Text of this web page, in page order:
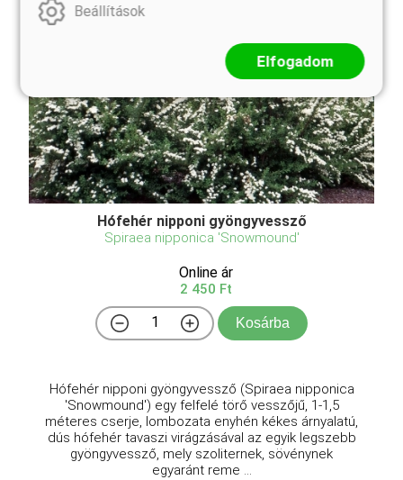
Hófehér nipponi gyöngyvessző
Spiraea nipponica 'Snowmound'
Online ár
2 450 Ft
Kosárba
Hófehér nipponi gyöngyvessző (Spiraea nipponica
'Snowmound') egy felfelé törő vesszőjű, 1-1,5
méteres cserje, lombozata enyhén kékes árnyalatú,
dús hófehér tavaszi virágzásával az egyik legszebb
gyöngyvessző, mely szoliternek, sövénynek
egyaránt reme ...
Beállítások
Elfogadom